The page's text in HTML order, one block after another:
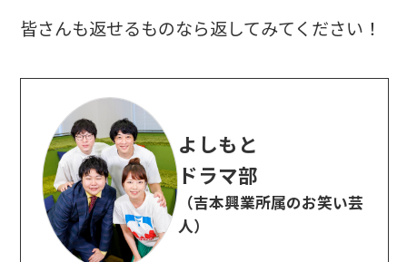
皆さんも返せるものなら返してみてください！
よしもと
ドラマ部
（吉本興業所属のお笑い芸
人）